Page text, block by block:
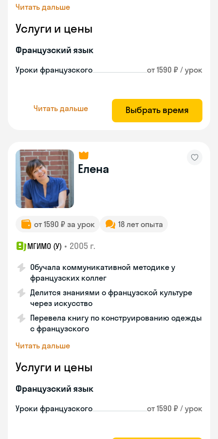
Читать дальше
Услуги и цены
Французский язык
Уроки французского от 1590 ₽ / урок
Читать дальше Выбрать время
Елена
от 1590 ₽ за урок 18 лет опыта
МГИМО (У) • 2005 г.
Обучала коммуникативной методике у
французских коллег
Делится знаниями о французской культуре
через искусство
Перевела книгу по конструированию одежды
с французского
Читать дальше
Услуги и цены
Французский язык
Уроки французского от 1590 ₽ / урок